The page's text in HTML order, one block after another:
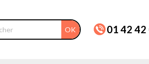
OK 01 42 42